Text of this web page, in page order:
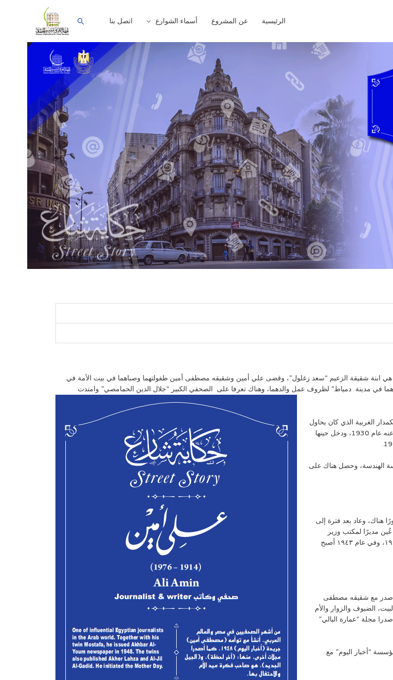
الرئيسية عن المشروع أسماء الشوارع اتصل بنا
أمين”، ووالدته هي ابنة شقيقة الزعيم “سعد زغلول”، وقضى علي أمين وشقيقه مصطفى أمين طفولتهما وصباهما في بيت الأمة في
مدينة دمياط” لظروف عمل والدهما، وهناك تعرفا على الصحفي الكبير “جلال الدين الحمامصي” وامتدت
الغربية الذي كان يحاول
الاعتداء على مصطفي النحاس، وكان عمره وقتها ١٤عام. ثم صدر قرار بالعفو عنه عام 1930، ودخل حينها
الأمريكية، سافر بعدها إلى إنجلترا عام 1931 لدراسة الهندسة، وحصل هناك على
هناك، وعاد بعد فترة إلى
مصر، وعُيّن مهندسًا باليومية في مصلحة الميكانيكا والكهرباء، وفي عام ١٩٤١ عُين مديرًا لمكتب وزير
التموين، ثم مديرًا لمكتب وزير المواصلات، فمديرًا لمكتب وزير المالية عام ١٩٤٢، وفي عام ١٩٤٣ أصبح
ثمان سنوات، وأصدر مع شقيقه مصطفى
الضيوف والزوار والأم
ثالث”، ثم أصدرا مجلة “عمارة البالي”
“أخبار اليوم” مع